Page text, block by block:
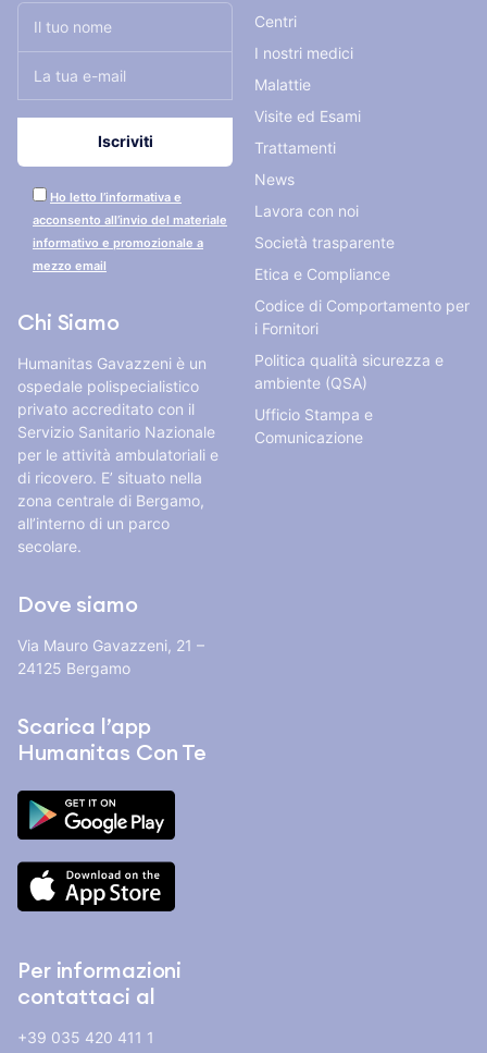
Ho letto l’informativa e
acconsento all’invio del materiale
informativo e promozionale a
mezzo email
Chi Siamo
Humanitas Gavazzeni è un
ospedale polispecialistico
privato accreditato con il
Servizio Sanitario Nazionale
per le attività ambulatoriali e
di ricovero. E’ situato nella
zona centrale di Bergamo,
all’interno di un parco
secolare.
Dove siamo
Via Mauro Gavazzeni, 21 –
24125 Bergamo
Scarica l’app
Humanitas Con Te
Per informazioni
contattaci al
+39 035 420 411 1
Centri
I nostri medici
Malattie
Visite ed Esami
Trattamenti
News
Lavora con noi
Società trasparente
Etica e Compliance
Codice di Comportamento per
i Fornitori
Politica qualità sicurezza e
ambiente (QSA)
Ufficio Stampa e
Comunicazione